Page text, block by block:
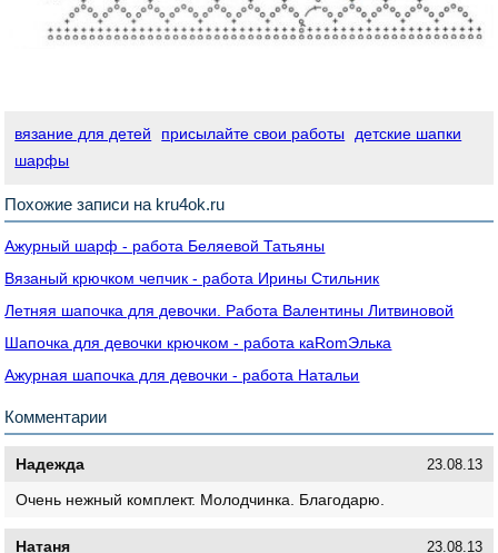
вязание для детей присылайте свои работы
детские шапки
шарфы
Похожие записи на kru4ok.ru
Ажурный шарф - работа Беляевой Татьяны
Вязаный крючком чепчик - работа Ирины Стильник
Летняя шапочка для девочки. Работа Валентины Литвиновой
Шапочка для девочки крючком - работа кaRomЭлькa
Ажурная шапочка для девочки - работа Натальи
Комментарии
Надежда 23.08.13
Очень нежный комплект. Молодчинка. Благодарю.
Натаня 23.08.13